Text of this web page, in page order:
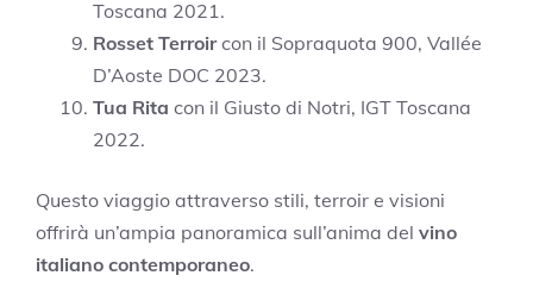
Toscana 2021.
Rosset Terroircon il Sopraquota 900, Vallée
D’Aoste DOC 2023.
Tua Rita con il Giusto di Notri, IGT Toscana
2022.
Questo viaggio attraverso stili, terroir e visioni
offrirà un’ampia panoramica sull’anima del vino
italiano contemporaneo.